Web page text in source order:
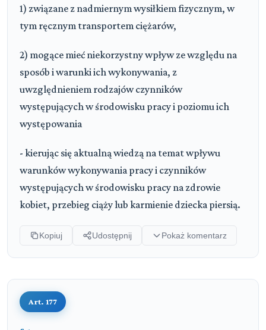
1) związane z nadmiernym wysiłkiem fizycznym, w
tym ręcznym transportem ciężarów,
2) mogące mieć niekorzystny wpływ ze względu na
sposób i warunki ich wykonywania, z
uwzględnieniem rodzajów czynników
występujących w środowisku pracy i poziomu ich
występowania
- kierując się aktualną wiedzą na temat wpływu
warunków wykonywania pracy i czynników
występujących w środowisku pracy na zdrowie
kobiet, przebieg ciąży lub karmienie dziecka piersią.
Kopiuj Udostępnij Pokaż komentarz
Art. 177